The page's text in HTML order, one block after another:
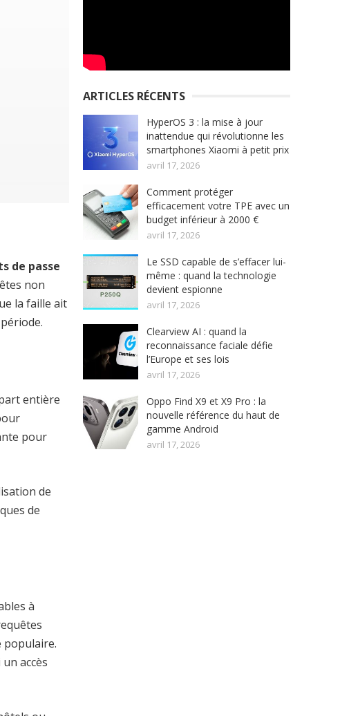
de passe
non
la faille ait
entière
pour
de
de
à
populaire.
accès
ARTICLES RÉCENTS
HyperOS 3 : la mise à jour
inattendue qui révolutionne les
smartphones Xiaomi à petit prix
avril 17, 2026
Comment protéger
efficacement votre TPE avec un
budget inférieur à 2000 €
avril 17, 2026
Le SSD capable de s’effacer lui-
même : quand la technologie
devient espionne
avril 17, 2026
Clearview AI : quand la
reconnaissance faciale défie
l’Europe et ses lois
avril 17, 2026
Oppo Find X9 et X9 Pro : la
nouvelle référence du haut de
gamme Android
avril 17, 2026